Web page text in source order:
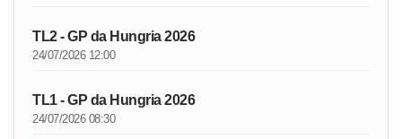
TL2 - GP da Hungria 2026
24/07/2026 12:00
TL1 - GP da Hungria 2026
24/07/2026 08:30